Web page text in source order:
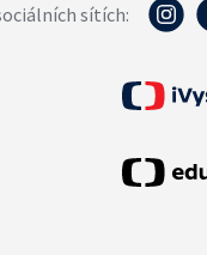
sítích: